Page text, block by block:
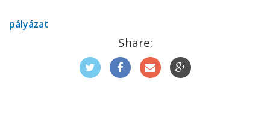
pályázat
Share: